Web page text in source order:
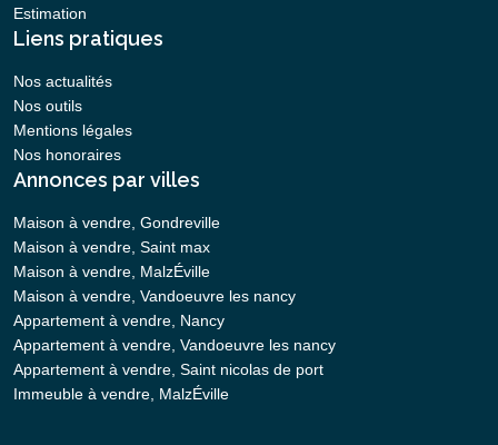
Estimation
Liens pratiques
Nos actualités
Nos outils
Mentions légales
Nos honoraires
Annonces par villes
Maison à vendre, Gondreville
Maison à vendre, Saint max
Maison à vendre, MalzÉville
Maison à vendre, Vandoeuvre les nancy
Appartement à vendre, Nancy
Appartement à vendre, Vandoeuvre les nancy
Appartement à vendre, Saint nicolas de port
Immeuble à vendre, MalzÉville